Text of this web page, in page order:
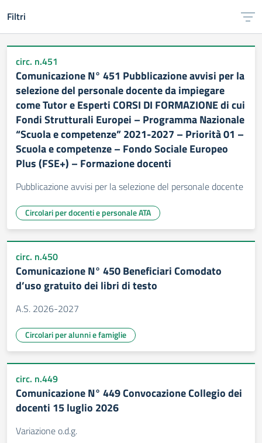
Filtri
circ. n.451
Comunicazione N° 451 Pubblicazione avvisi per la
selezione del personale docente da impiegare
come Tutor e Esperti CORSI DI FORMAZIONE di cui
Fondi Strutturali Europei – Programma Nazionale
“Scuola e competenze” 2021-2027 – Priorità 01 –
Scuola e competenze – Fondo Sociale Europeo
Plus (FSE+) – Formazione docenti
Pubblicazione avvisi per la selezione del personale docente
Circolari per docenti e personale ATA
circ. n.450
Comunicazione N° 450 Beneficiari Comodato
d’uso gratuito dei libri di testo
A.S. 2026-2027
Circolari per alunni e famiglie
circ. n.449
Comunicazione N° 449 Convocazione Collegio dei
docenti 15 luglio 2026
Variazione o.d.g.